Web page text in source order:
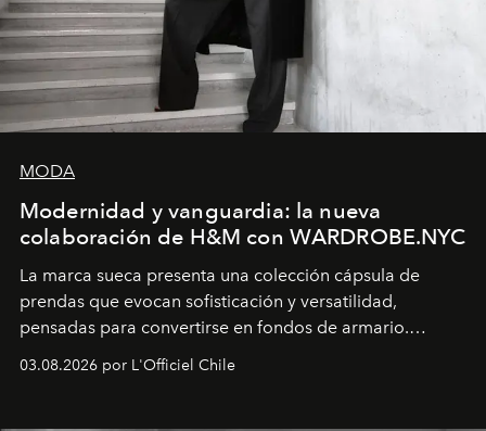
MODA
Modernidad y vanguardia: la nueva
colaboración de H&M con WARDROBE.NYC
La marca sueca presenta una colección cápsula de
prendas que evocan sofisticación y versatilidad,
pensadas para convertirse en fondos de armario.
Disponible en Chile desde el 6 de agosto.
03.08.2026 por L'Officiel Chile